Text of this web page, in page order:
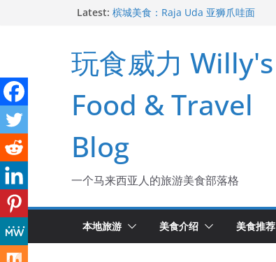
Latest: 槟城美食：Raja Uda 亚狮爪哇面
槟城新酒店 The George
槟城美食：广东姑娘吃猪油渣捞饭
玩食威力 Willy's
Food & Travel
Blog
一个马来西亚人的旅游美食部落格
本地旅游 美食介绍 美食推荐